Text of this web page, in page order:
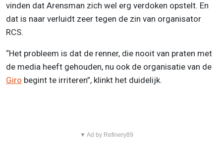
vinden dat Arensman zich wel erg verdoken opstelt. En
dat is naar verluidt zeer tegen de zin van organisator
RCS.
“Het probleem is dat de renner, die nooit van praten met
de media heeft gehouden, nu ook de organisatie van de
Giro begint te irriteren”, klinkt het duidelijk.
▼ Ad by Refinery89